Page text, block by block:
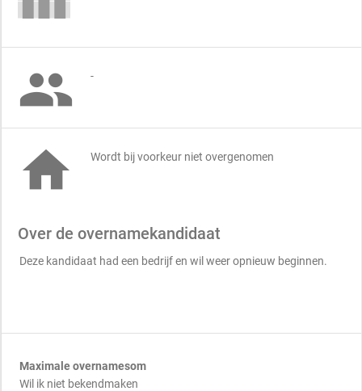
 -
 Wordt bij voorkeur niet overgenomen
Over de overnamekandidaat
Deze kandidaat had een bedrijf en wil weer opnieuw beginnen.
Maximale overnamesom
Wil ik niet bekendmaken